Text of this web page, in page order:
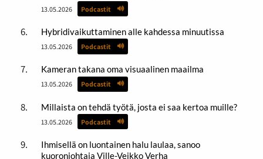
13.05.2026 Podcastit
Hybridivaikuttaminen alle kahdessa minuutissa
13.05.2026 Podcastit
Kameran takana oma visuaalinen maailma
13.05.2026 Podcastit
Millaista on tehdä työtä, josta ei saa kertoa muille?
13.05.2026 Podcastit
Ihmisellä on luontainen halu laulaa, sanoo
kuoronjohtaja Ville-Veikko Verha